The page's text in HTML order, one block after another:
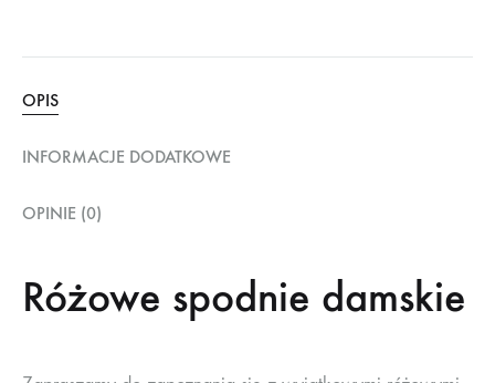
OPIS
INFORMACJE DODATKOWE
OPINIE (0)
Różowe spodnie damskie